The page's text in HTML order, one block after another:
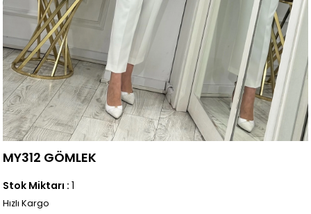
MY312 GÖMLEK
Stok Miktarı : 1
Hızlı Kargo